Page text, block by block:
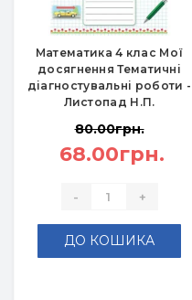
Математика 4 клас Мої
досягнення Тематичні
діагностувальні роботи -
Листопад Н.П.
80.00грн.
68.00грн.
- +
ДО КОШИКА